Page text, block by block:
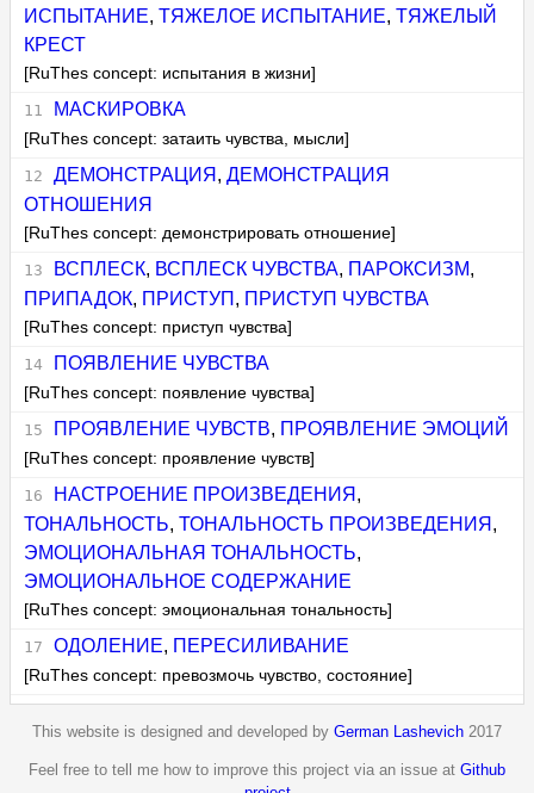
ИСПЫТАНИЕ,ТЯЖЕЛОЕ ИСПЫТАНИЕ,ТЯЖЕЛЫЙ
КРЕСТ
[RuThes concept: испытания в жизни]
МАСКИРОВКА
[RuThes concept: затаить чувства, мысли]
ДЕМОНСТРАЦИЯ , ДЕМОНСТРАЦИЯ
ОТНОШЕНИЯ
[RuThes concept: демонстрировать отношение]
ВСПЛЕСК, ВСПЛЕСК ЧУВСТВА, ПАРОКСИЗМ,
ПРИПАДОК, ПРИСТУП , ПРИСТУП ЧУВСТВА
[RuThes concept: приступ чувства]
ПОЯВЛЕНИЕ ЧУВСТВА
[RuThes concept: появление чувства]
ПРОЯВЛЕНИЕ ЧУВСТВ, ПРОЯВЛЕНИЕ ЭМОЦИЙ
[RuThes concept: проявление чувств]
НАСТРОЕНИЕ ПРОИЗВЕДЕНИЯ ,
ТОНАЛЬНОСТЬ,ТОНАЛЬНОСТЬ ПРОИЗВЕДЕНИЯ ,
ЭМОЦИОНАЛЬНАЯ ТОНАЛЬНОСТЬ,
ЭМОЦИОНАЛЬНОЕ СОДЕРЖАНИЕ
[RuThes concept: эмоциональная тональность]
ОДОЛЕНИЕ, ПЕРЕСИЛИВАНИЕ
[RuThes concept: превозмочь чувство, состояние]
This website is designed and developed by German Lashevich 2017
Feel free to tell me how to improve this project via an issue at Github